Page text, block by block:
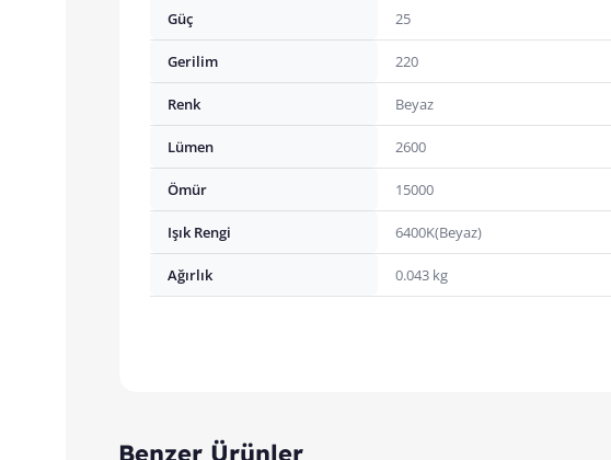
Güç 25
Gerilim 220
Renk Beyaz
Lümen 2600
Ömür 15000
Işık Rengi 6400K(Beyaz)
Ağırlık 0.043 kg
Benzer Ürünler